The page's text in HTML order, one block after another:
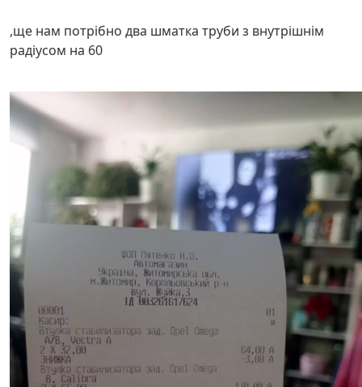
,ще нам потрібно два шматка труби з внутрішнім
радіусом на 60